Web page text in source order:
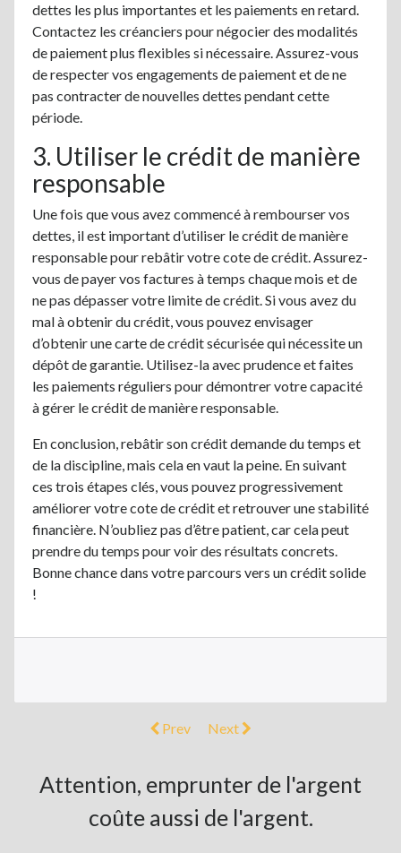
dettes les plus importantes et les paiements en retard.
Contactez les créanciers pour négocier des modalités
de paiement plus flexibles si nécessaire. Assurez-vous
de respecter vos engagements de paiement et de ne
pas contracter de nouvelles dettes pendant cette
période.
3. Utiliser le crédit de manière
responsable
Une fois que vous avez commencé à rembourser vos
dettes, il est important d’utiliser le crédit de manière
responsable pour rebâtir votre cote de crédit. Assurez-
vous de payer vos factures à temps chaque mois et de
ne pas dépasser votre limite de crédit. Si vous avez du
mal à obtenir du crédit, vous pouvez envisager
d’obtenir une carte de crédit sécurisée qui nécessite un
dépôt de garantie. Utilisez-la avec prudence et faites
les paiements réguliers pour démontrer votre capacité
à gérer le crédit de manière responsable.
En conclusion, rebâtir son crédit demande du temps et
de la discipline, mais cela en vaut la peine. En suivant
ces trois étapes clés, vous pouvez progressivement
améliorer votre cote de crédit et retrouver une stabilité
financière. N’oubliez pas d’être patient, car cela peut
prendre du temps pour voir des résultats concrets.
Bonne chance dans votre parcours vers un crédit solide
!
Prev Next
Attention, emprunter de l'argent
coûte aussi de l'argent.